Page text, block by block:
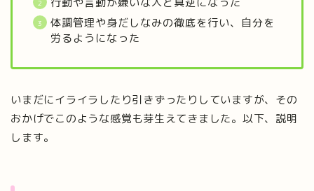
体調管理や身だしなみの徹底を行い、自分を
労るようになった
いまだにイライラしたり引きずったりしていますが、その
おかげでこのような感覚も芽生えてきました。以下、説明
します。